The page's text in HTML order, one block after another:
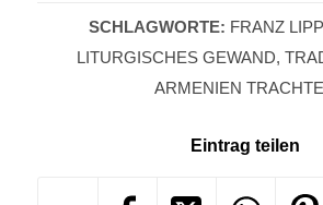
SCHLAGWORTE: FRANZ
LITURGISCHES GEWAND,
ARMENIEN
Eintrag teilen